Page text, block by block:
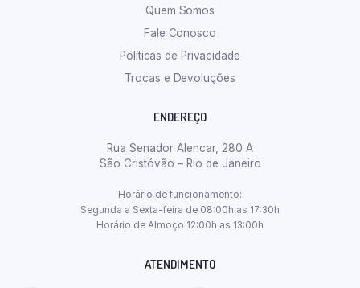
Quem Somos
Fale Conosco
Políticas de Privacidade
Trocas e Devoluções
ENDEREÇO
Rua Senador Alencar, 280 A
São Cristóvão – Rio de Janeiro
Horário de funcionamento:
Segunda a Sexta-feira de 08:00h as 17:30h
Horário de Almoço 12:00h as 13:00h
ATENDIMENTO